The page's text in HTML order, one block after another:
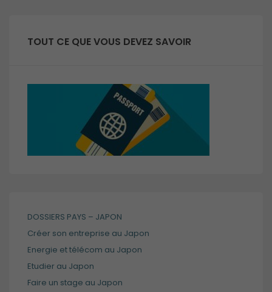
TOUT CE QUE VOUS DEVEZ SAVOIR
DOSSIERS PAYS – JAPON
Créer son entreprise au Japon
Energie et télécom au Japon
Etudier au Japon
Faire un stage au Japon